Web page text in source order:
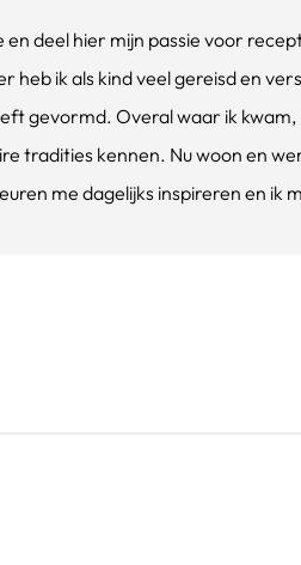
en deel hier mijn passie voor
heb ik als kind veel gereisd en
gevormd. Overal waar ik kwam,
tradities kennen. Nu woon en
me dagelijks inspireren en ik